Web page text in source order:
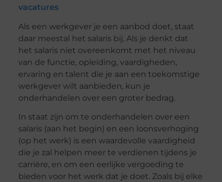
vacatures
Als een werkgever je een aanbod doet, staat
daar meestal het salaris bij. Als je denkt dat
het salaris niet overeenkomt met het niveau
van de functie, opleiding, vaardigheden,
ervaring en talent die je aan een toekomstige
werkgever wilt aanbieden, kun je
onderhandelen over een groter bedrag.
In staat zijn om te onderhandelen over een
salaris (aan het begin) en een loonsverhoging
(op het werk) is een waardevolle vaardigheid
die je zal helpen meer te verdienen tijdens je
carrière, en om een ​​eerlijke vergoeding te
bieden voor het werk dat je doet. Zoals bij elke